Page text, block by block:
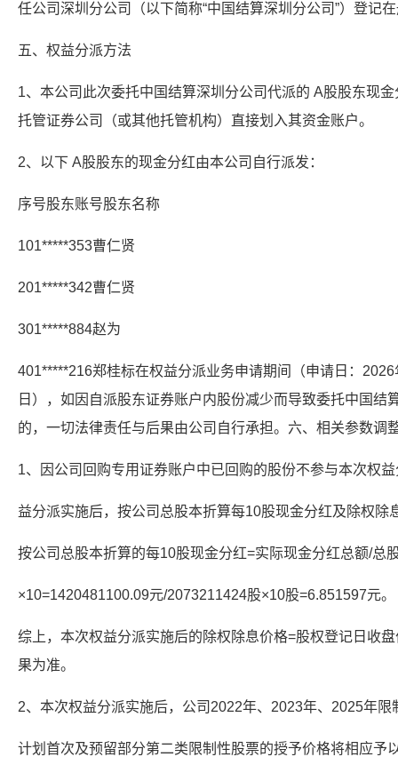
任公司深圳分公司（以下简称“中国结算深圳分公司”）登记
五、权益分派方法
1、本公司此次委托中国结算深圳分公司代派的 A股股东现
托管证券公司（或其他托管机构）直接划入其资金账户。
2、以下 A股股东的现金分红由本公司自行派发：
序号股东账号股东名称
101*****353曹仁贤
201*****342曹仁贤
301*****884赵为
401*****216郑桂标在权益分派业务申请期间（申请日：
日），如因自派股东证券账户内股份减少而导致委托中国结
的，一切法律责任与后果由公司自行承担。六、相关参数调
1、因公司回购专用证券账户中已回购的股份不参与本次权
益分派实施后，按公司总股本折算每10股现金分红及除权除
按公司总股本折算的每10股现金分红=实际现金分红总额/总
×10=1420481100.09元/2073211424股×10股=6.851597元。
综上，本次权益分派实施后的除权除息价格=股权登记日收
果为准。
2、本次权益分派实施后，公司2022年、2023年、2025年限
计划首次及预留部分第二类限制性股票的授予价格将相应予